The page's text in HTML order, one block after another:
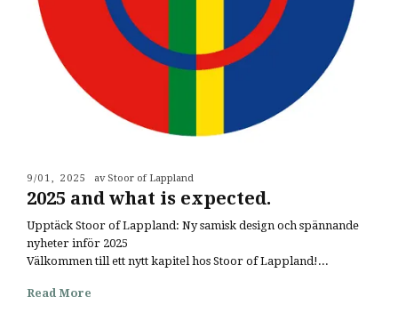
9/01, 2025 av Stoor of Lappland
2025 and what is expected.
Upptäck Stoor of Lappland: Ny samisk design och spännande
nyheter inför 2025
Välkommen till ett nytt kapitel hos Stoor of Lappland!...
Read More